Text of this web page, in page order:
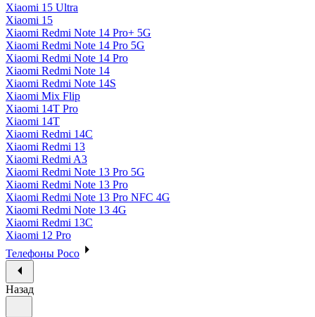
Xiaomi 15 Ultra
Xiaomi 15
Xiaomi Redmi Note 14 Pro+ 5G
Xiaomi Redmi Note 14 Pro 5G
Xiaomi Redmi Note 14 Pro
Xiaomi Redmi Note 14
Xiaomi Redmi Note 14S
Xiaomi Mix Flip
Xiaomi 14T Pro
Xiaomi 14T
Xiaomi Redmi 14C
Xiaomi Redmi 13
Xiaomi Redmi A3
Xiaomi Redmi Note 13 Pro 5G
Xiaomi Redmi Note 13 Pro
Xiaomi Redmi Note 13 Pro NFC 4G
Xiaomi Redmi Note 13 4G
Xiaomi Redmi 13C
Xiaomi 12 Pro
Телефоны Poco
Назад